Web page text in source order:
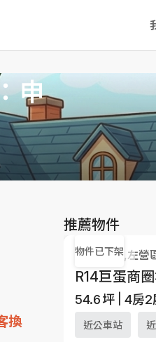
申
換
推薦物件
物件已下架
高雄市,左營
54.6坪 4房2
近公車站